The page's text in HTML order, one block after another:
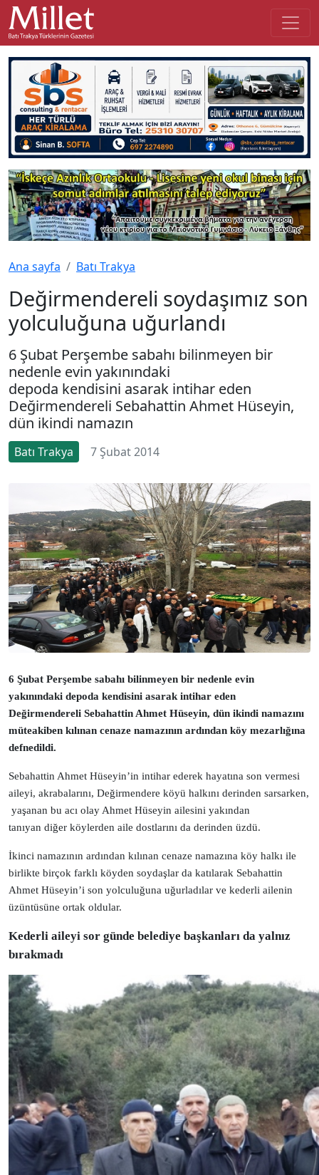
Ana sayfa Batı Trakya
Değirmendereli soydaşımız son
yolculuğuna uğurlandı
6 Şubat Perşembe sabahı bilinmeyen bir
nedenle evin yakınındaki
depoda kendisini asarak intihar eden
Değirmendereli Sebahattin Ahmet Hüseyin,
dün ikindi namazın
Batı Trakya 7 Şubat 2014
6 Şubat Perşembe sabahı bilinmeyen bir nedenle evin
yakınındaki depoda kendisini asarak intihar eden
Değirmendereli Sebahattin Ahmet Hüseyin, dün ikindi namazını
müteakiben kılınan cenaze namazının ardından köy mezarlığına
defnedildi.
Sebahattin Ahmet Hüseyin’in intihar ederek hayatına son vermesi
aileyi, akrabalarını, Değirmendere köyü halkını derinden sarsarken,
yaşanan bu acı olay Ahmet Hüseyin ailesini yakından
tanıyan diğer köylerden aile dostlarını da derinden üzdü.
İkinci namazının ardından kılınan cenaze namazına köy halkı ile
birlikte birçok farklı köyden soydaşlar da katılarak Sebahattin
Ahmet Hüseyin’i son yolculuğuna uğurladılar ve kederli ailenin
üzüntüsüne ortak oldular.
Kederli aileyi sor günde belediye başkanları da yalnız
bırakmadı